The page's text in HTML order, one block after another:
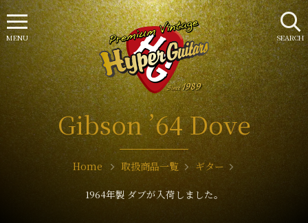
Gibson ’64 Dove
Home 取扱商品一覧 ギター
1964年製 ダブが入荷しました。
SEARCH
MENU